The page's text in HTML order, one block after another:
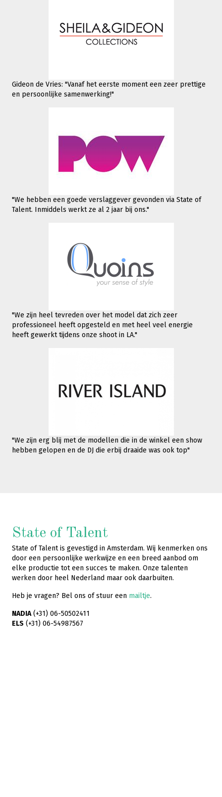
Gideon de Vries: "Vanaf het eerste moment een zeer prettige
en persoonlijke samenwerking!"
"We hebben een goede verslaggever gevonden via State of
Talent. Inmiddels werktze al 2 jaar bij ons."
"We zijn heel tevreden over het model dat zich zeer
professioneel heeft opgesteld en met heel veel energie
heeft gewerkt tijdens onze shoot in LA."
"We zijn erg blij met de modellen die in de winkel een show
hebben gelopen en de DJ die erbij draaide was ook top"
State of Talent
State of Talent is gevestigd in Amsterdam. Wij kenmerken ons
door een persoonlijke werkwijze en een breed aanbod om
elke productie tot een succes te maken. Onze talenten
werken door heel Nederland maar ook daarbuiten.
Heb je vragen? Bel ons of stuur een mailtje.
NADIA(+31) 06-50502411
ELS (+31) 06-54987567